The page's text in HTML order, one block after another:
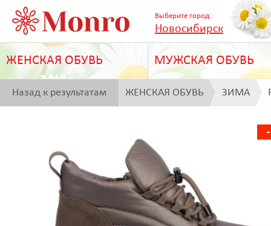
Выберите город:
Новосибирск
ЖЕНСКАЯ ОБУВЬ МУЖСКАЯ ОБУВЬ
Назад к результатам ЖЕНСКАЯ ОБУВЬ ЗИМА